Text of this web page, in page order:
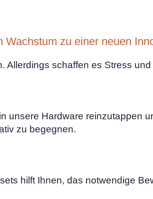
zu einer neuen
Allerdings schaffen es Stress
unsere Hardware reinzutappen
zu begegnen.
hilft Ihnen, das notwendige